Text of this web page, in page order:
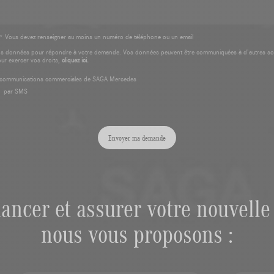
devez renseigner au moins un numéro de téléphone ou un email
données pour répondre à votre demande. Vos données peuvent être communiquées à d’autres
exercer vos droits, cliquez ici.
commerciales de SAGA Mercedes
par SMS
Envoyer ma demande
et assurer votre
nous vous proposons :